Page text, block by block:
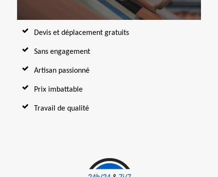
Devis et déplacement gratuits
Sans engagement
Artisan passionné
Prix imbattable
Travail de qualité